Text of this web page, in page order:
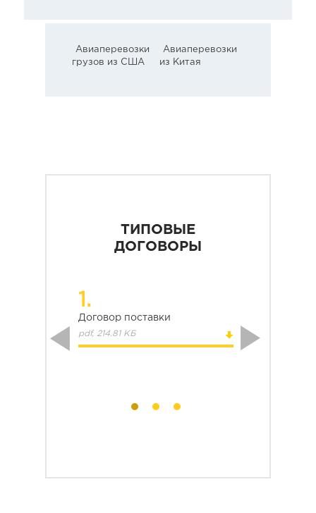
Авиаперевозки
грузов из США
Авиаперевозки
из Китая
ТИПОВЫЕ
ДОГОВОРЫ
Previous
1.
Договор поставки
pdf, 214.81 КБ